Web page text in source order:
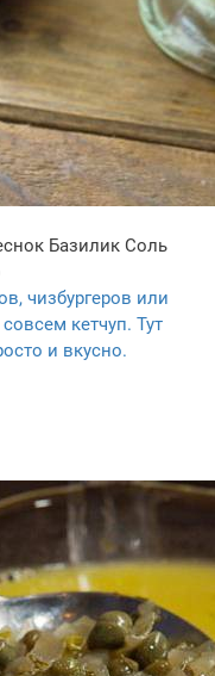
Базилик Соль
чизбургеров или
кетчуп. Тут
и вкусно.